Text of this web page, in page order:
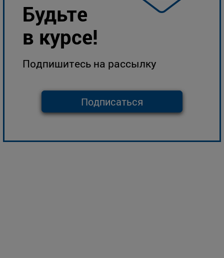
Будьте
в курсе!
Подпишитесь на рассылку
Подписаться